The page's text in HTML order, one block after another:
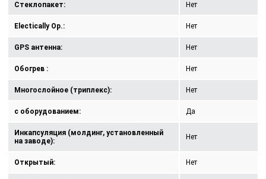
Стеклопакет: Нет
Electically Op.: Нет
GPS антенна: Нет
Обогрев : Нет
Многослойное (триплекс): Нет
с оборудованием: Да
Инкапсуляция (молдинг, установленный
на заводе):
Нет
Открытый: Нет